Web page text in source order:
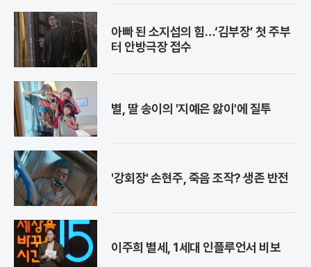
아빠 된 소지섭의 힘…‘김부장’ 첫 주부
터 안방극장 접수
별, 딸 송이의 '지예은 앓이'에 질투
'강회장' 손현주, 죽음 조작? 생존 반전
이주희 별세, 1세대 인플루언서 비보